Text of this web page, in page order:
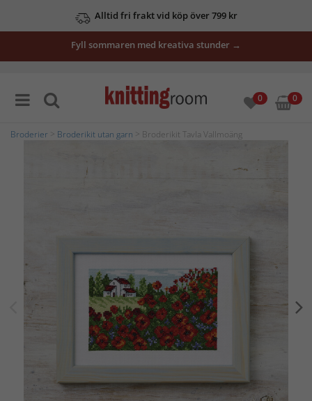
Alltid fri frakt vid köp över 799 kr
Fyll sommaren med kreativa stunder →
0 0
Broderier Broderikit utan garn > Broderikit Tavla Vallmoäng